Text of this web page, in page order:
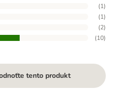
(1)
(1)
(2)
(10)
tento produkt